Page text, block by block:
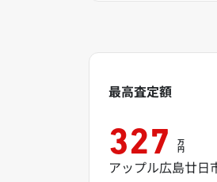
最高査定額
327 万
円
アップル広島廿日